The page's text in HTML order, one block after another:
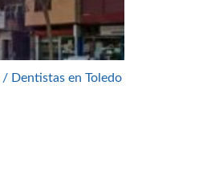
/ Dentistas en Toledo